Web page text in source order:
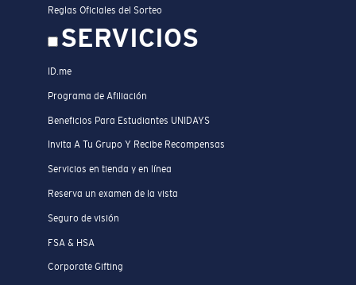
Reglas Oficiales del Sorteo
SERVICIOS
ID.me
Programa de Afiliación
Beneficios Para Estudiantes UNIDAYS
Invita A Tu Grupo Y Recibe Recompensas
Servicios en tienda y en línea
Reserva un examen de la vista
Seguro de visión
FSA & HSA
Corporate Gifting